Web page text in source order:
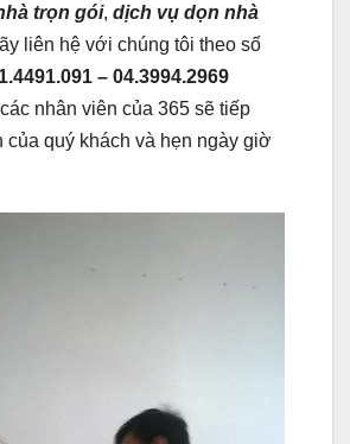
trọn gói, dịch vụ dọn nhà
liên hệ với chúng tôi theo số
– 04.3994.2969
nhân viên của 365 sẽ tiếp
của quý khách và hẹn ngày giờ